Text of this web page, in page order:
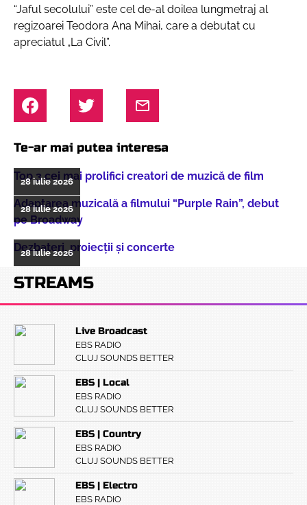
“Jaful secolului” este cel de-al doilea lungmetraj al
regizoarei Teodora Ana Mihai, care a debutat cu
apreciatul „La Civil”.
Te-ar mai putea interesa
Top 3 cei mai prolifici creatori de muzică de film
28 iulie 2026
Adaptarea muzicală a filmului “Purple Rain”, debut
pe Broadway
28 iulie 2026
Dezbateri, proiecţii şi concerte
28 iulie 2026
STREAMS
Live Broadcast
EBS RADIO
CLUJ SOUNDS BETTER
EBS | Local
EBS RADIO
CLUJ SOUNDS BETTER
EBS | Country
EBS RADIO
CLUJ SOUNDS BETTER
EBS | Electro
EBS RADIO